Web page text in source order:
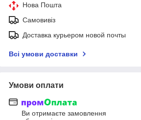
Нова Пошта
Самовивіз
Доставка курьером новой почты
Всі умови доставки
Умови оплати
Ви отримаєте замовлення